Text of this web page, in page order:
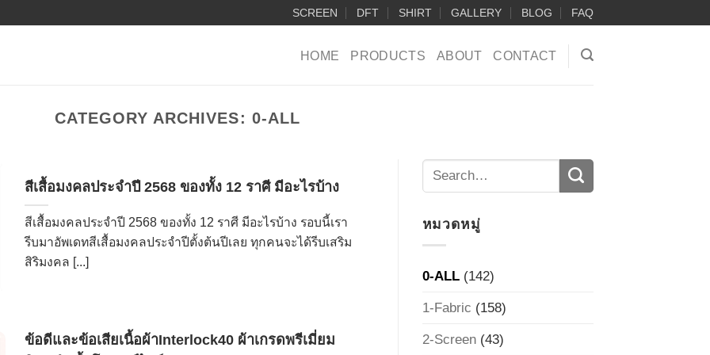
SCREEN DFT SHIRT GALLERY BLOG FAQ
HOME PRODUCTS ABOUT CONTACT
CATEGORY ARCHIVES: 0-ALL
สีเสื้อมงคลประจำปี 2568 ของทั้ง 12 ราศี มีอะไรบ้าง
สีเสื้อมงคลประจำปี 2568 ของทั้ง 12 ราศี มีอะไรบ้าง รอบนี้เรา
รีบมาอัพเดทสีเสื้อมงคลประจำปีตั้งต้นปีเลย ทุกคนจะได้รีบเสริม
สิริมงคล [...]
ข้อดีและข้อเสียเนื้อผ้าInterlock40 ผ้าเกรดพรีเมี่ยม
หมวดหมู่
0-ALL(142)
1-Fabric (158)
2-Screen(43)